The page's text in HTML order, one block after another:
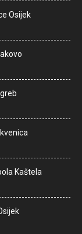
Osijek
Kaštela